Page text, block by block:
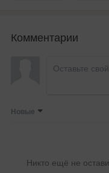
Комментарии
Новые
Никто ещё не